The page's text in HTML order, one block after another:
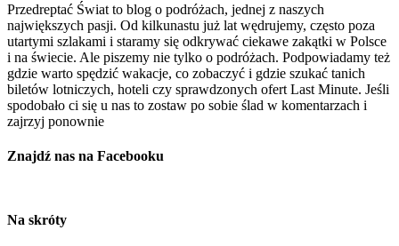
Przedreptać Świat to blog o podróżach, jednej z naszych
największych pasji. Od kilkunastu już lat wędrujemy, często poza
utartymi szlakami i staramy się odkrywać ciekawe zakątki w Polsce
i na świecie. Ale piszemy nie tylko o podróżach. Podpowiadamy też
gdzie warto spędzić wakacje, co zobaczyć i gdzie szukać tanich
biletów lotniczych, hoteli czy sprawdzonych ofert Last Minute. Jeśli
spodobało ci się u nas to zostaw po sobie ślad w komentarzach i
zajrzyj ponownie
Znajdź nas na Facebooku
Na skróty